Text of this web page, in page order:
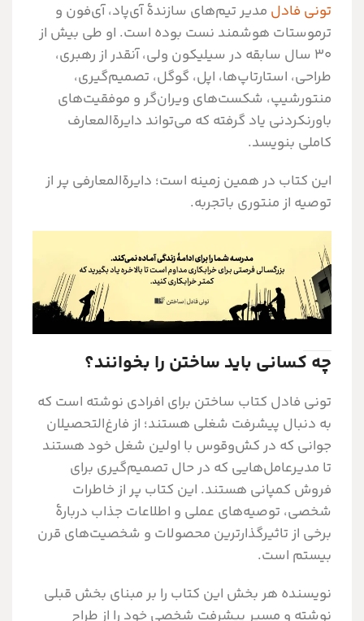
تونی فادل مدیر تیم‌های سازندۀ آی‌پاد، آی‌فون و
ترموستات هوشمند نست بوده است. او طی بیش از
۳۰ سال سابقه در سیلیکون ولی، آن‎قدر از رهبری،
طراحی، استارتاپ‌ها، اپل، گوگل، تصمیم‌گیری،
منتورشیپ، شکست‌های ویران‌گر و موفقیت‌های
باورنکردنی یاد گرفته که می‌تواند دایرةالمعارف
کاملی بنویسد.
این کتاب در همین زمینه است؛ دایرةالمعارفی پر از
توصیه از منتوری باتجربه.
چه کسانی باید ساختن را بخوانند؟
تونی فادل کتاب ساختن برای افرادی نوشته است که
به دنبال پیشرفت شغلی هستند؛ از فارغ‌التحصیلان
جوانی که در کش‌وقوس با اولین شغل خود هستند
تا مدیرعامل‌هایی که در حال تصمیم‌گیری برای
فروش کمپانی هستند. این کتاب پر از خاطرات
شخصی، توصیه‌های عملی و اطلاعات جذاب دربارۀ
برخی از تاثیرگذارترین محصولات و شخصیت‌های قرن
بیستم است.
نویسنده هر بخش این کتاب را بر مبنای بخش قبلی
نوشته و مسیر پیشرفت شخصی خود را از طراح